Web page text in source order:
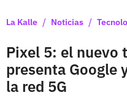
La Kalle / Noticias /
Pixel 5: el nuevo
presenta Google
la red 5G